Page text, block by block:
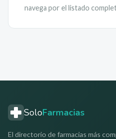
navega por el listado
SoloFarmacias
El directorio de farmacias más